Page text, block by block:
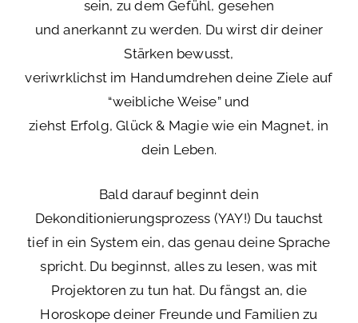
sein, zu dem Gefühl, gesehen
und anerkannt zu werden. Du wirst dir deiner
Stärken bewusst,
veriwrklichst im Handumdrehen deine Ziele auf
“weibliche Weise” und
ziehst Erfolg, Glück & Magie wie ein Magnet, in
dein Leben.
Bald darauf beginnt dein
Dekonditionierungsprozess (YAY!) Du tauchst
tief in ein System ein, das genau deine Sprache
spricht. Du beginnst, alles zu lesen, was mit
Projektoren zu tun hat. Du fängst an, die
Horoskope deiner Freunde und Familien zu